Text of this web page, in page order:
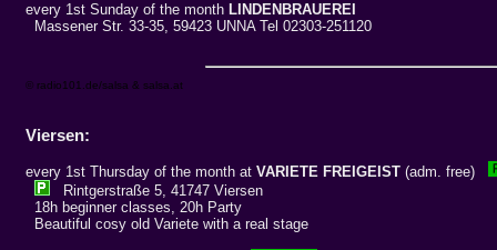
every 1st Sunday of the month LINDENBRAUEREI
Massener Str. 33-35, 59423 UNNA Tel 02303-251120
© radio101.de/salsa & salsa.at
Viersen:
every 1st Thursday of the month at VARIETE FREIGEIST (adm. free)
Rintgerstraße 5, 41747 Viersen
18h beginner classes, 20h Party
Beautiful cosy old Variete with a real stage